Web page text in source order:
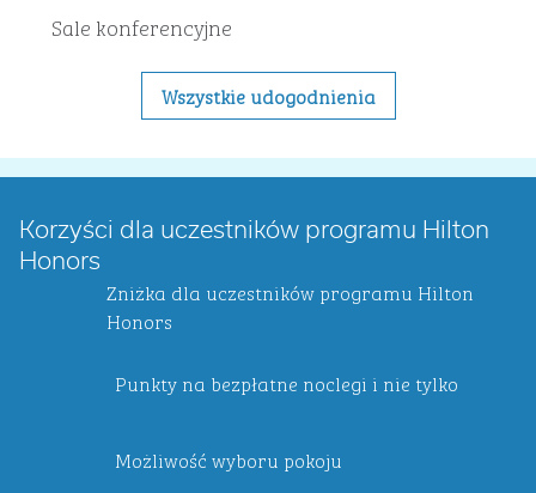
Sale konferencyjne
Wszystkie udogodnienia
Korzyści dla uczestników programu Hilton
Honors
Zniżka dla uczestników programu Hilton
Honors
Punkty na bezpłatne noclegi i nie tylko
Możliwość wyboru pokoju